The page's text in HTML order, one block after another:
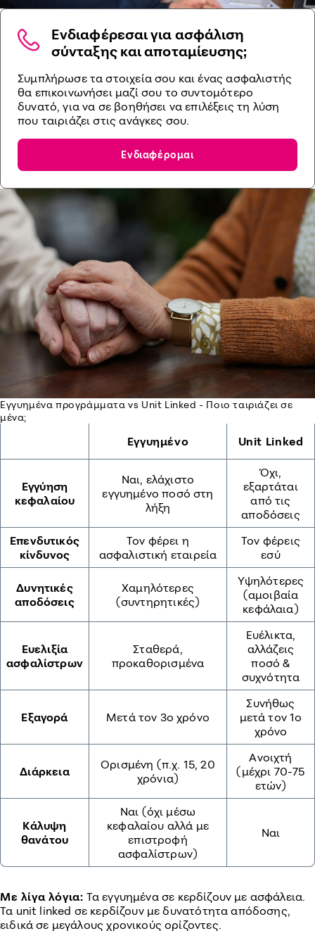
Ενδιαφέρεσαι για ασφάλιση
σύνταξης και αποταμίευσης;
Συμπλήρωσε τα στοιχεία σου και ένας ασφαλιστής
θα επικοινωνήσει μαζί σου το συντομότερο
δυνατό, για να σε βοηθήσει να επιλέξεις τη λύση
που ταιριάζει στις ανάγκες σου.
Ενδιαφέρομαι
Εγγυημένα προγράμματα vs Unit Linked - Ποιο ταιριάζει σε
μένα;
Εγγυημένο Unit Linked
Εγγύηση
κεφαλαίου
Ναι, ελάχιστο
εγγυημένο ποσό στη
λήξη
Όχι,
εξαρτάται
από τις
αποδόσεις
Επενδυτικός
κίνδυνος
Τον φέρει η
ασφαλιστική εταιρεία
Τον φέρεις
εσύ
Δυνητικές
αποδόσεις
Χαμηλότερες
(συντηρητικές)
Υψηλότερες
(αμοιβαία
κεφάλαια)
Ευελιξία
ασφαλίστρων
Σταθερά,
προκαθορισμένα
Ευέλικτα,
αλλάζεις
ποσό &
συχνότητα
Εξαγορά Μετά τον 3ο χρόνο
Συνήθως
μετά τον 1ο
χρόνο
Διάρκεια
Ορισμένη (π.χ. 15, 20
χρόνια)
Ανοιχτή
(μέχρι 70-75
ετών)
Κάλυψη
θανάτου
Ναι (όχι μέσω
κεφαλαίου αλλά με
επιστροφή
ασφαλίστρων)
Ναι
Με λίγα λόγια: Τα εγγυημένα σε κερδίζουν με ασφάλεια.
Τα unit linked σε κερδίζουν με δυνατότητα απόδοσης,
ειδικά σε μεγάλους χρονικούς ορίζοντες.